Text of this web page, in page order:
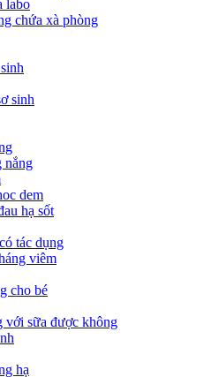
labo
chứa xà phòng
sinh
nắng
dem
hạ sốt
tác dụng
viêm
cho bé
với sữa được không
hạ